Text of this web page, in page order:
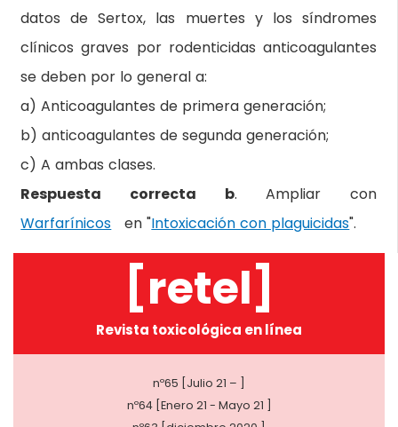
datos de Sertox, las muertes y los síndromes
clínicos graves por rodenticidas anticoagulantes
se deben por lo general a:
a) Anticoagulantes de primera generación;
b) anticoagulantes de segunda generación;
c) A ambas clases.
Respuesta correcta b. Ampliar con
Warfarínicos en "Intoxicación con plaguicidas".
[retel]
Revista toxicológica en línea
nº65 [Julio 21 – ]
nº64 [Enero 21 - Mayo 21 ]